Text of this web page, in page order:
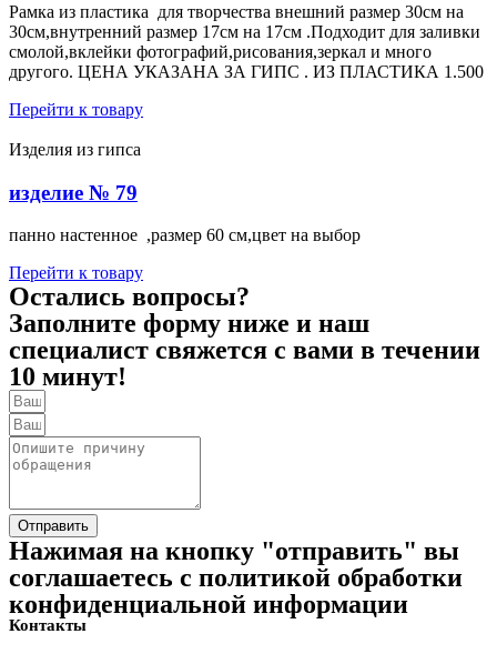
Рамка из пластика для творчества внешний размер 30см на
30см,внутренний размер 17см на 17см .Подходит для заливки
смолой,вклейки фотографий,рисования,зеркал и много
другого. ЦЕНА УКАЗАНА ЗА ГИПС . ИЗ ПЛАСТИКА 1.500
Перейти к товару
Изделия из гипса
изделие № 79
панно настенное ,размер 60 см,цвет на выбор
Перейти к товару
Остались вопросы?
Заполните форму ниже и наш
специалист свяжется с вами в течении
10 минут!
Отправить
Нажимая на кнопку "отправить" вы
соглашаетесь с политикой обработки
конфиденциальной информации
Контакты